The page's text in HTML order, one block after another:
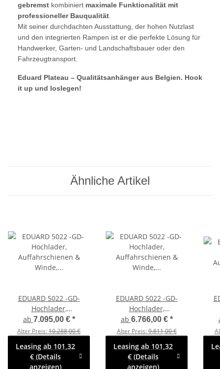
gebremst kombiniert maximale Funktionalität mit
professioneller Bauqualität
Mit seiner durchdachten Ausstattung, der hohen Nutzlast
und den integrierten Rampen ist er die perfekte Lösung für
Handwerker, Garten- und Landschaftsbauer oder den
Fahrzeugtransport.
Eduard Plateau – Qualitätsanhänger aus Belgien. Hook
it up und loslegen!
Ähnliche Artikel
EDUARD 5022 -GD-
Hochlader,
Auffahrschienen &
Winde, Bordwände 30cm
-3000kg- Lfh: 63cm
-195/50R13 mit
Hochplane SP-Line
ab 7.095,00 € *
Alter Preis:10.288,00 €
Leasing ab 101,32
€ (Details
anzeigen)
EDUARD 5022 -GD-
Hochlader,
Auffahrschienen &
Winde, Bordwände 30cm
-3000kg- Lfh: 56cm
-195/55R10 mit
Hochplane SP-Line
ab 6.766,00 € *
Alter Preis:9.811,00 €
Leasing ab 101,32
€ (Details
anzeigen)
-